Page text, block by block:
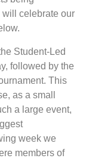
will celebrate our
Student-Led
followed by the
This
as a small
a large event,
week we
members of